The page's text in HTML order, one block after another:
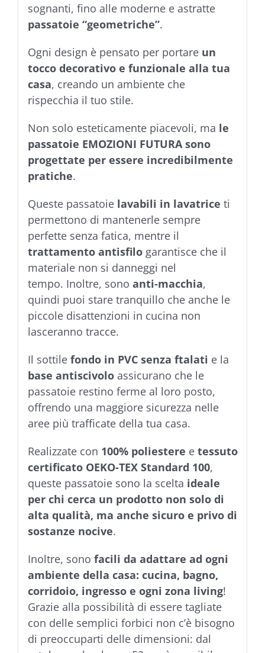
sognanti, fino alle moderne e astratte
passatoie “geometriche”.
Ogni design è pensato per portare un
tocco decorativo e funzionale alla tua
casa, creando un ambiente che
rispecchia il tuo stile.
Non solo esteticamente piacevoli, ma le
passatoie EMOZIONI FUTURA sono
progettate per essere incredibilmente
pratiche.
Queste passatoie lavabili in lavatrice ti
permettono di mantenerle sempre
perfette senza fatica, mentre il
trattamento antisfilogarantisce che il
materiale non si danneggi nel
tempo. Inoltre, sono anti-macchia,
quindi puoi stare tranquillo che anche le
piccole disattenzioni in cucina non
lasceranno tracce.
Il sottile fondo in PVC senza ftalati e la
base antiscivoloassicurano che le
passatoie restino ferme al loro posto,
offrendo una maggiore sicurezza nelle
aree più trafficate della tua casa.
Realizzate con 100% poliestere e tessuto
certificato OEKO-TEX Standard 100,
queste passatoie sono la scelta ideale
per chi cerca un prodotto non solo di
alta qualità, ma anche sicuro e privo di
sostanze nocive.
Inoltre, sono facili da adattare ad ogni
ambiente della casa: cucina, bagno,
corridoio, ingresso e ogni zona living!
Grazie alla possibilità di essere tagliate
con delle semplici forbici non c’è bisogno
di preoccuparti delle dimensioni: dal